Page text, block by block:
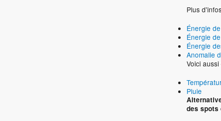
Plus
Énergie
Énergie
Énergie
Anomalie
Voici
Pluie
des spots